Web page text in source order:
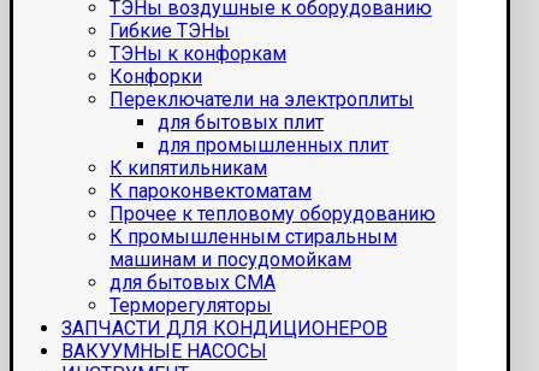
ТЭНы воздушные к оборудованию
Гибкие ТЭНы
ТЭНы к конфоркам
Конфорки
Переключатели на электроплиты
для бытовых плит
для промышленных плит
К кипятильникам
К пароконвектоматам
Прочее к тепловому оборудованию
К промышленным стиральным
машинам и посудомойкам
для бытовых СМА
Терморегуляторы
ЗАПЧАСТИ ДЛЯ КОНДИЦИОНЕРОВ
ВАКУУМНЫЕ НАСОСЫ